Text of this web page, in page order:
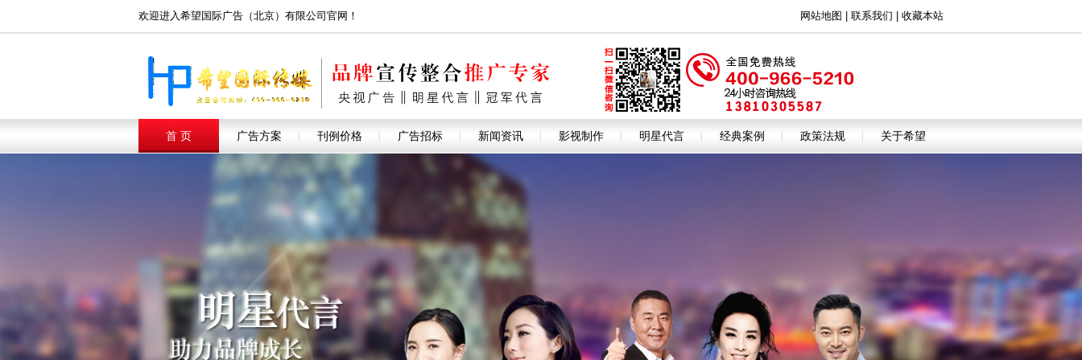
欢迎进入希望国际广告（北京）有限公司官网！ 网站地图 联系我们 收藏本站
首 页 广告方案 刊例价格 广告招标 新闻资讯 影视制作 明星代言 经典案例 政策法规 关于希望